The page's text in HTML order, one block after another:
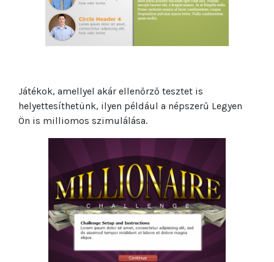
Játékok, amellyel akár ellenőrző tesztet is
helyettesíthetünk, ilyen például a népszerű Legyen
Ön is milliomos szimulálása.